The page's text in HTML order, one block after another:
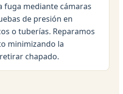
fuga mediante cámaras
de presión en
o tuberías. Reparamos
minimizando la
chapado.